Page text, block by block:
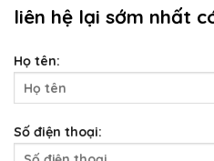
liên hệ lại sớm nhất
Họ tên:
Số điện thoại: